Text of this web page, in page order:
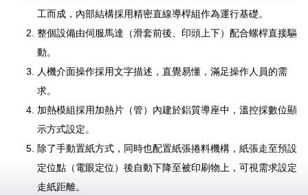
工而成，內部結構採用精密直線導桿組作為運行基礎。
整個設備由伺服馬達（滑套前後、印頭上下）配合螺桿直接驅
動。
人機介面操作採用文字描述，直覺易懂，滿足操作人員的需
求。
加熱模組採用加熱片（管）內建於鋁質導座中，溫控採數位顯
示方式設定。
除了手動置紙方式，同時也配置紙張捲料機構，紙張走至預設
定位點（電眼定位）後自動下降至被印刷物上，可視需求設定
走紙距離。